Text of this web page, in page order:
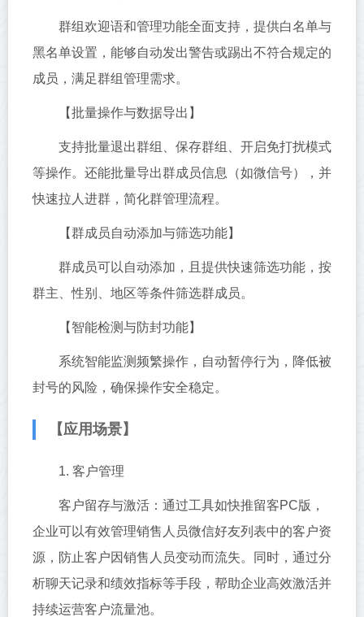
群组欢迎语和管理功能全面支持，提供白名单与
黑名单设置，能够自动发出警告或踢出不符合规定的
成员，满足群组管理需求。
【批量操作与数据导出】
支持批量退出群组、保存群组、开启免打扰模式
等操作。还能批量导出群成员信息（如微信号），并
快速拉人进群，简化群管理流程。
【群成员自动添加与筛选功能】
群成员可以自动添加，且提供快速筛选功能，按
群主、性别、地区等条件筛选群成员。
【智能检测与防封功能】
系统智能监测频繁操作，自动暂停行为，降低被
封号的风险，确保操作安全稳定。
【应用场景】
1. 客户管理
客户留存与激活：通过工具如快推留客PC版，
企业可以有效管理销售人员微信好友列表中的客户资
源，防止客户因销售人员变动而流失。同时，通过分
析聊天记录和绩效指标等手段，帮助企业高效激活并
持续运营客户流量池。